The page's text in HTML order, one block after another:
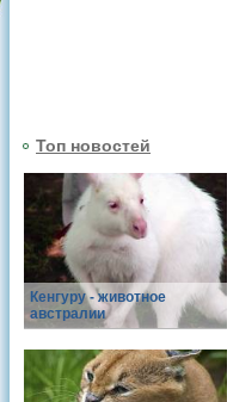
Топ новостей
Кенгуру - животное
австралии